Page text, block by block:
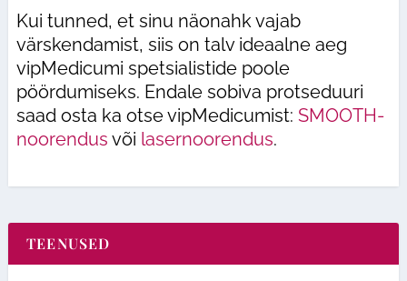
Kui tunned, et sinu näonahk vajab
värskendamist, siis on talv ideaalne aeg
vipMedicumi spetsialistide poole
pöördumiseks. Endale sobiva protseduuri
saad osta ka otse vipMedicumist: SMOOTH-
noorendus või lasernoorendus.
TEENUSED